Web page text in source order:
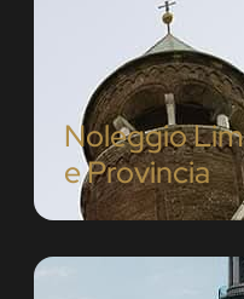
Noleggio
e Provincia